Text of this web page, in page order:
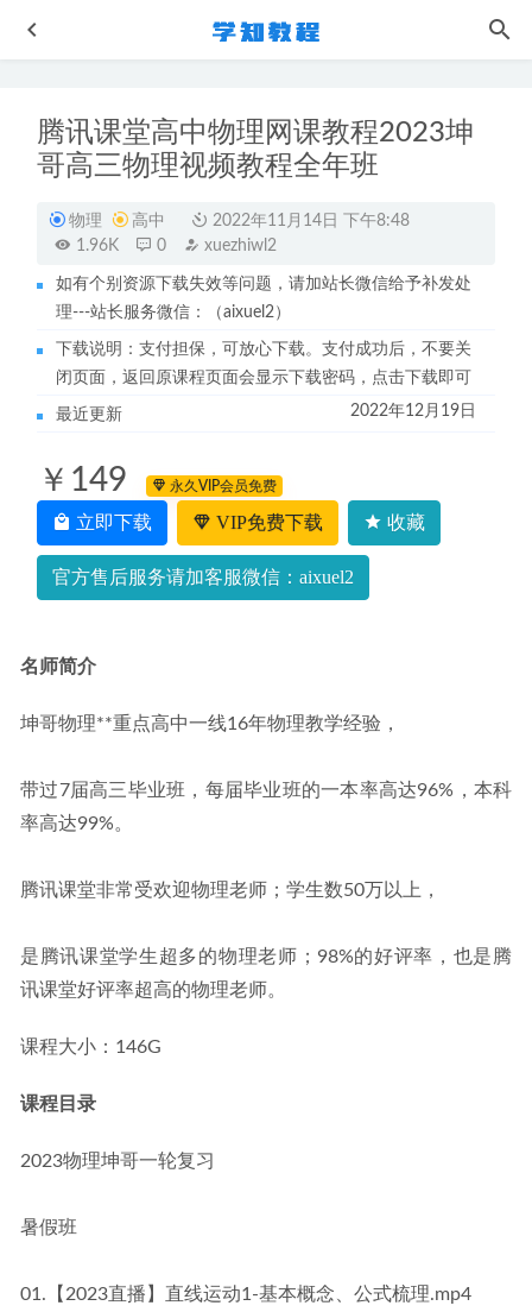
腾讯课堂高中物理网课教程2023坤
哥高三物理视频教程全年班
物理 高中
2022年11月14日 下午8:48
1.96K
0 xuezhiwl2
如有个别资源下载失效等问题，请加站长微信给予补发处
理---站长服务微信：（aixuel2）
下载说明：支付担保，可放心下载。支付成功后，不要关
闭页面，返回原课程页面会显示下载密码，点击下载即可
最近更新 2022年12月19日
￥149 永久VIP会员免费
立即下载 VIP免费下载 收藏
官方售后服务请加客服微信：aixuel2
名师简介
坤哥物理**重点高中一线16年物理教学经验，
带过7届高三毕业班，每届毕业班的一本率高达96%，本科
率高达99%。
腾讯课堂非常受欢迎物理老师；学生数50万以上，
是腾讯课堂学生超多的物理老师；98%的好评率，也是腾
讯课堂好评率超高的物理老师。
课程大小：146G
课程目录
2023物理坤哥一轮复习
暑假班
01.【2023直播】直线运动1-基本概念、公式梳理.mp4
作业帮2022谭梦云高二数学a+全年班课程+课堂笔记+讲义
2023-07-15
23年高中数学网课教程2023赵礼显高三数学视频教程+讲义
秋季班 2022-12-18
高中英语网课教程22年陶然高考英语全年联报班视频教程
高中网课资源2022李芸乐高中高考地理全年联报班一轮二轮
复习教学视频
2022-09-01
有道法语视频教程，叫你如何快速学会法语 2022-11-02